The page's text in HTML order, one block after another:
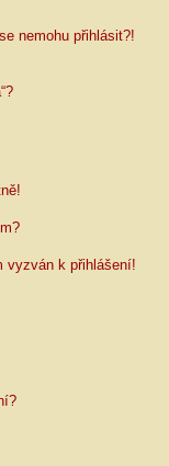
nemohu přihlásit?!
vyzván k přihlášení!